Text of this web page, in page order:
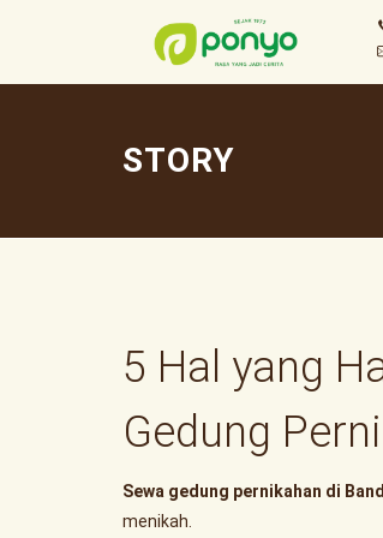
STORY
5 Hal yang
Gedung
Sewa gedung pernikahan di
menikah.